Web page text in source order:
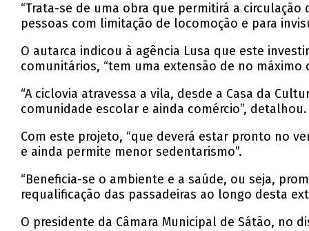
“Trata-se de uma obra que permitirá a
pessoas com limitação de locomoção e para
O autarca indicou à agência Lusa que este
comunitários, “tem uma extensão de no máximo
“A ciclovia atravessa a vila, desde a Casa da
comunidade escolar e ainda comércio”, detalhou.
Com este projeto, “que deverá estar pronto no
e ainda permite menor sedentarismo”.
“Beneficia-se o ambiente e a saúde, ou seja,
requalificação das passadeiras ao longo desta
O presidente da Câmara Municipal de Sátão, no